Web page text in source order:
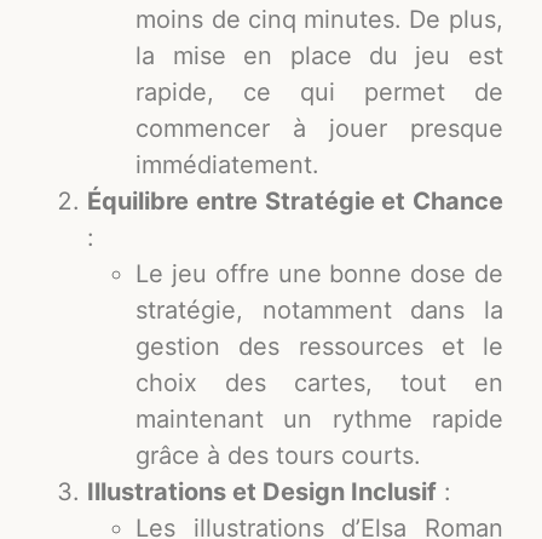
moins de cinq minutes. De plus,
la mise en place du jeu est
rapide, ce qui permet de
commencer à jouer presque
immédiatement.
Équilibre entre Stratégie et Chance
:
Le jeu offre une bonne dose de
stratégie, notamment dans la
gestion des ressources et le
choix des cartes, tout en
maintenant un rythme rapide
grâce à des tours courts.
Illustrations et Design Inclusif :
Les illustrations d’Elsa Roman